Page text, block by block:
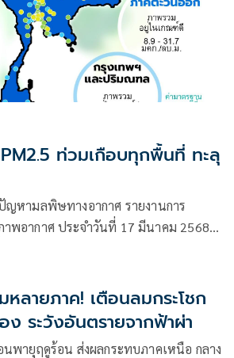
ท่วมเกือบทุกพื้นที่ ทะลุ
ญหามลพิษทางอากาศ รายงานการ
พอากาศ ประจำวันที่ 17 มีนาคม 2568
ลายภาค! เตือนลมกระโชก
ระวังอันตรายจากฟ้าผ่า
พายุฤดูร้อน ส่งผลกระทบภาคเหนือ กลาง